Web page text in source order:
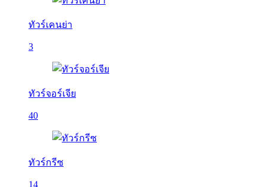
ทัวร์เคนย่า
3
ทัวร์จอร์เจีย
40
ทัวร์กรีซ
14